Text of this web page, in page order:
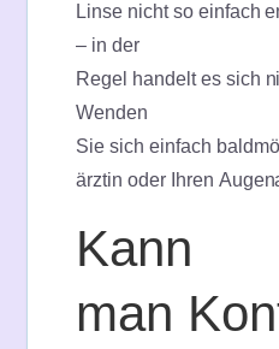
Linse nicht so einfach
– in der
Regel handelt es sich
Wenden
Sie sich einfach
ärztin oder Ihren
Kann
man